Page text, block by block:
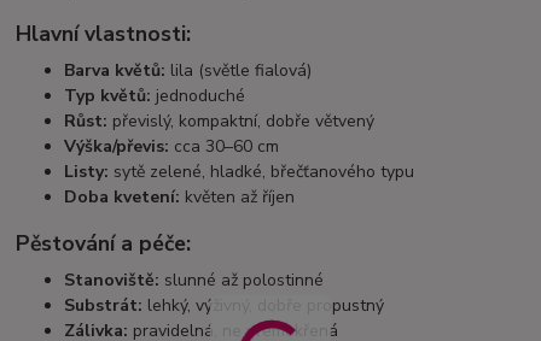
Hlavní vlastnosti:
Barva květů: lila (světle fialová)
Typ květů: jednoduché
Růst: převislý, kompaktní, dobře větvený
Výška/převis: cca 30–60 cm
Listy: sytě zelené, hladké, břečťanového typu
Doba kvetení: květen až říjen
Pěstování a péče:
Stanoviště: slunné až polostinné
Substrát: lehký, výživný, dobře propustný
Zálivka: pravidelná, ne přemokřená